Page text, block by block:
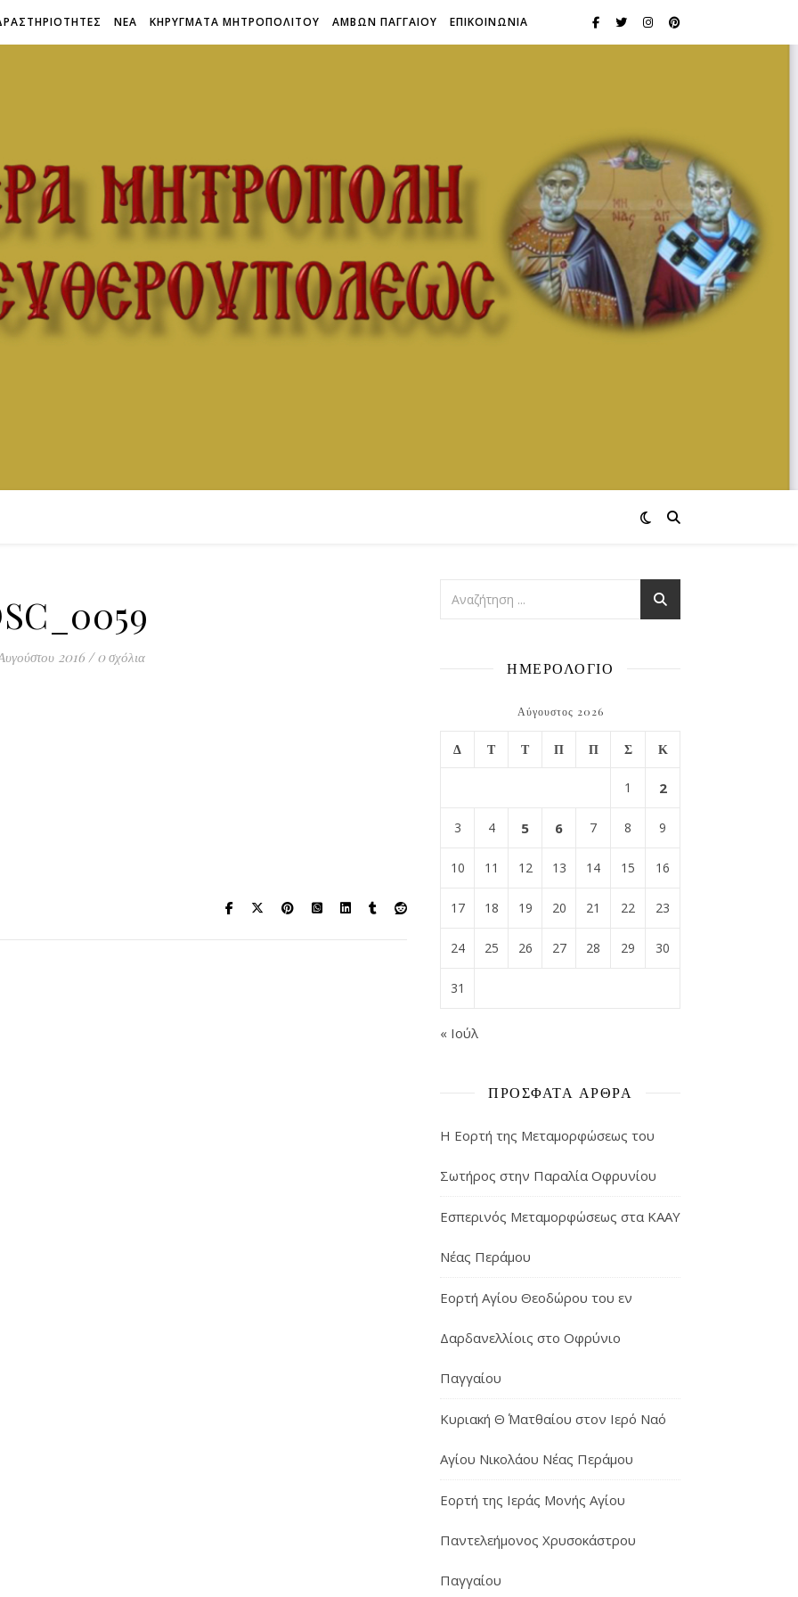
ΝΕΑ ΚΗΡΥΓΜΑΤΑ ΜΗΤΡΟΠΟΛΙΤΟΥ ΑΜΒΩΝ ΠΑΓΓΑΙΟΥ ΕΠΙΚΟΙΝΩΝΙΑ
2016 / 0 σχόλια
ΗΜΕΡΟΛΟΓΙΟ
Αύγουστος 2026
Δ Τ Τ Π Π Σ Κ
1 2
3 4 5 6 7 8 9
10 11 12 13 14 15 16
17 18 19 20 21 22 23
24 25 26 27 28 29 30
31
« Ιούλ
ΠΡΌΣΦΑΤΑ ΆΡΘΡΑ
Η Εορτή της Μεταμορφώσεως του
Σωτήρος στην Παραλία Οφρυνίου
Εσπερινός Μεταμορφώσεως στα ΚΑΑΥ
Νέας Περάμου
Εορτή Αγίου Θεοδώρου του εν
Δαρδανελλίοις στο Οφρύνιο
Παγγαίου
Κυριακή Θ΄ Ματθαίου στον Ιερό Ναό
Αγίου Νικολάου Νέας Περάμου
Εορτή της Ιεράς Μονής Αγίου
Παντελεήμονος Χρυσοκάστρου
Παγγαίου